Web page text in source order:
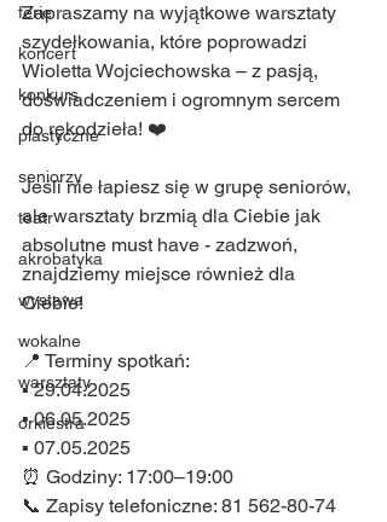
ferie
koncert
konkurs
plastyczne
seniorzy
teatr
akrobatyka
wystawa
wokalne
warsztaty
orkiestra
Zapraszamy na wyjątkowe warsztaty
szydełkowania, które poprowadzi
Wioletta Wojciechowska – z pasją,
doświadczeniem i ogromnym sercem
do rękodzieła! ❤️
Jeśli nie łapiesz się w grupę seniorów,
ale warsztaty brzmią dla Ciebie jak
absolutne must have - zadzwoń,
znajdziemy miejsce również dla
Ciebie!
📍 Terminy spotkań:
▪ 29.04.2025
▪ 06.05.2025
▪ 07.05.2025
⏰ Godziny: 17:00–19:00
📞 Zapisy telefoniczne: 81 562-80-74